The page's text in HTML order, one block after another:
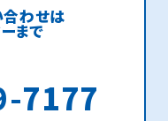
合わせは
まで
7177